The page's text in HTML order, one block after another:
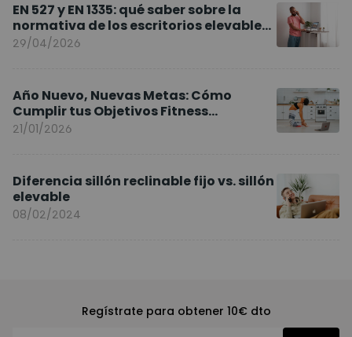
EN 527 y EN 1335: qué saber sobre la
normativa de los escritorios elevables
y sillas ergonómicas
29/04/2026
Año Nuevo, Nuevas Metas: Cómo
Cumplir tus Objetivos Fitness
Entrenando en Casa
21/01/2026
Diferencia sillón reclinable fijo vs. sillón
elevable
08/02/2024
Regístrate para obtener 10€ dto